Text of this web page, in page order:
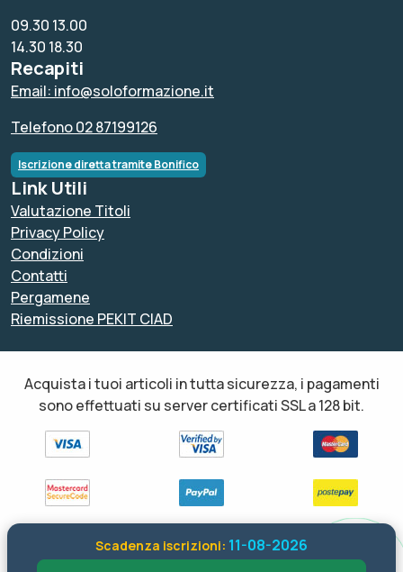
Scadenza iscrizioni: 11-08-2026
09.30 13.00
14.30 18.30
Recapiti
Email: info@soloformazione.it
Telefono 02 87199126
Iscrizione diretta tramite Bonifico
Link Utili
Valutazione Titoli
Privacy Policy
Condizioni
Contatti
Pergamene
Riemissione PEKIT CIAD
Acquista i tuoi articoli in tutta sicurezza, i pagamenti
sono effettuati su server certificati SSL a 128 bit.
Tutti i diritti sono riservati ed è vietata anche la riproduzione
parziale. Il layout e le schede informative, sia web che inviate via